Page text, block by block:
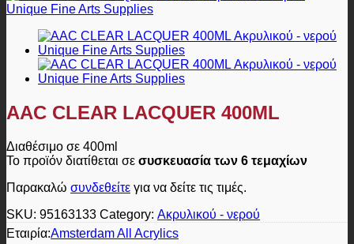
AAC CLEAR LACQUER 400ML
Διαθέσιμο σε 400ml
Το προϊόν διατίθεται σε συσκευασία των 6 τεμαχίων
Παρακαλώ συνδεθείτε για να δείτε τις τιμές.
SKU: 95163133 Category: Ακρυλικού - νερού
Εταιρία:Amsterdam All Acrylics